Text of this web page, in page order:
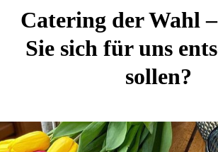
Catering der Wahl
Sie sich für uns
sollen?